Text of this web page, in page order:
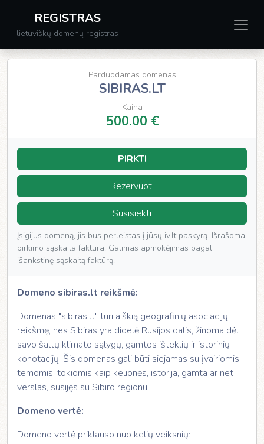
REGISTRAS
lietuviškų domenų registras
Parduodamas domenas
SIBIRAS.LT
Kaina
500.00 €
PIRKTI
Rezervuoti
Susisiekti
Įsigijus domeną, jis bus perleistas į jūsų iv.lt paskyrą. Išrašoma
pirkimo sąskaita faktūra. Galimas apmokėjimas pagal
išankstinę sąskaitą faktūrą.
Domeno sibiras.lt reikšmė:
Domenas "sibiras.lt" turi aiškią geografinių asociacijų
reikšmę, nes Sibiras yra didelė Rusijos dalis, žinoma dėl
savo šaltų klimato sąlygų, gamtos išteklių ir istorinių
konotacijų. Šis domenas gali būti siejamas su įvairiomis
temomis, tokiomis kaip kelionės, istorija, gamta ar net
verslas, susijęs su Sibiro regionu.
Domeno vertė:
Domeno vertė priklauso nuo kelių veiksnių: